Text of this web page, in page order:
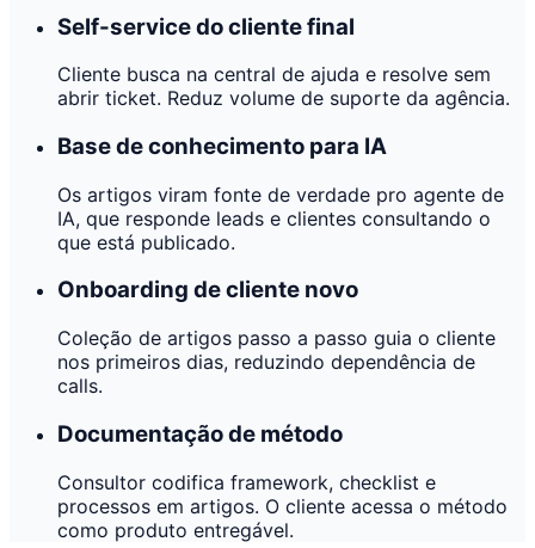
Self-service do cliente final
Cliente busca na central de ajuda e resolve sem
abrir ticket. Reduz volume de suporte da agência.
Base de conhecimento para IA
Os artigos viram fonte de verdade pro agente de
IA, que responde leads e clientes consultando o
que está publicado.
Onboarding de cliente novo
Coleção de artigos passo a passo guia o cliente
nos primeiros dias, reduzindo dependência de
calls.
Documentação de método
Consultor codifica framework, checklist e
processos em artigos. O cliente acessa o método
como produto entregável.